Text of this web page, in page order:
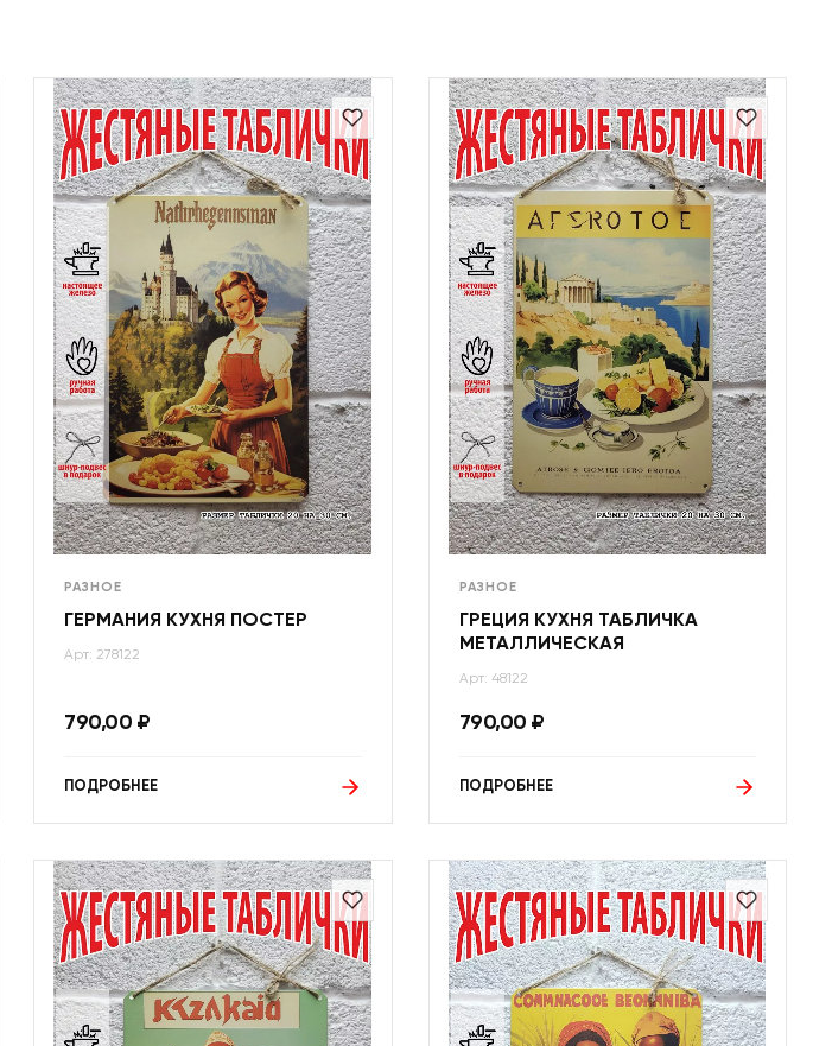
РАЗНОЕ
ГЕРМАНИЯ КУХНЯ ПОСТЕР
Арт: 278122
790,00 ₽
ПОДРОБНЕЕ
РАЗНОЕ
ГРЕЦИЯ КУХНЯ ТАБЛИЧКА
МЕТАЛЛИЧЕСКАЯ
Арт: 48122
790,00 ₽
ПОДРОБНЕЕ